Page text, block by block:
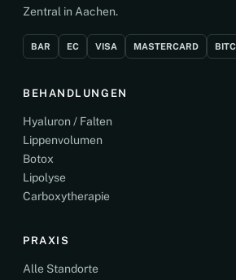
Zentral in Aachen.
BAR EC VISA MASTERCARD
BEHANDLUNGEN
Hyaluron / Falten
Lippenvolumen
Botox
Lipolyse
Carboxytherapie
PRAXIS
Alle Standorte